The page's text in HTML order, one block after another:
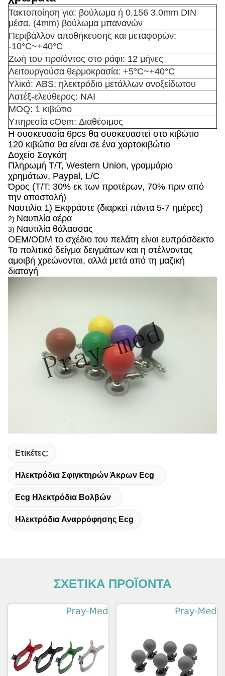
Τακτοποίηση για: βούλωμα ή 0,156 3.0mm DIN
μέσα. (4mm) βούλωμα μπανανών
Περιβάλλον αποθήκευσης και μεταφορών:
-10°C~+40°C
Ζωή του προϊόντος στο ράφι: 12 μήνες
Λειτουργούσα θερμοκρασία: +5°C~+40°C
Υλικό: ABS, ηλεκτρόδιο μετάλλων ανοξείδωτου
Λατέξ-ελεύθερος: ΝΑΙ
MOQ: 1 κιβώτιο
Υπηρεσία cOem: Διαθέσιμος
Η συσκευασία 6pcs θα συσκευαστεί στο κιβώτιο
120 κιβώτια θα είναι σε ένα χαρτοκιβώτιο
Δοχείο Σαγκάη
Πληρωμή T/T, Western Union, γραμμάριο
χρημάτων, Paypal, L/C
Όρος (T/T: 30% εκ των προτέρων, 70% πριν από
την αποστολή)
Ναυτιλία 1) Εκφράστε (διαρκεί πάντα 5-7 ημέρες)
2) Ναυτιλία αέρα
3) Ναυτιλία θάλασσας
OEM/ODM το σχέδιο του πελάτη είναι ευπρόσδεκτο
Το πολιτικό δείγμα δειγμάτων και η στέλνοντας
αμοιβή χρεώνονται, αλλά μετά από τη μαζική
διαταγή
Ετικέτες:
Ηλεκτρόδια Σφιγκτηρών Άκρων Ecg
Ecg Ηλεκτρόδια Βολβών
Ηλεκτρόδια Αναρρόφησης Ecg
ΣΧΕΤΙΚΑ ΠΡΟΪΟΝΤΑ